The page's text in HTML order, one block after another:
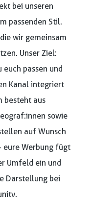
bei unseren
passenden Stil.
wir gemeinsam
Unser Ziel:
passen und
Kanal integriert
besteht aus
sowie
auf Wunsch
eure Werbung fügt
Umfeld ein und
Darstellung bei